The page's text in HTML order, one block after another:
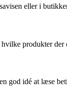
eller i
hvilke produkter
god idé at læse